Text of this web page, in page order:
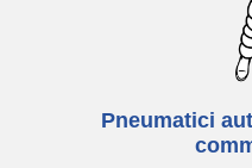
Pneumatici